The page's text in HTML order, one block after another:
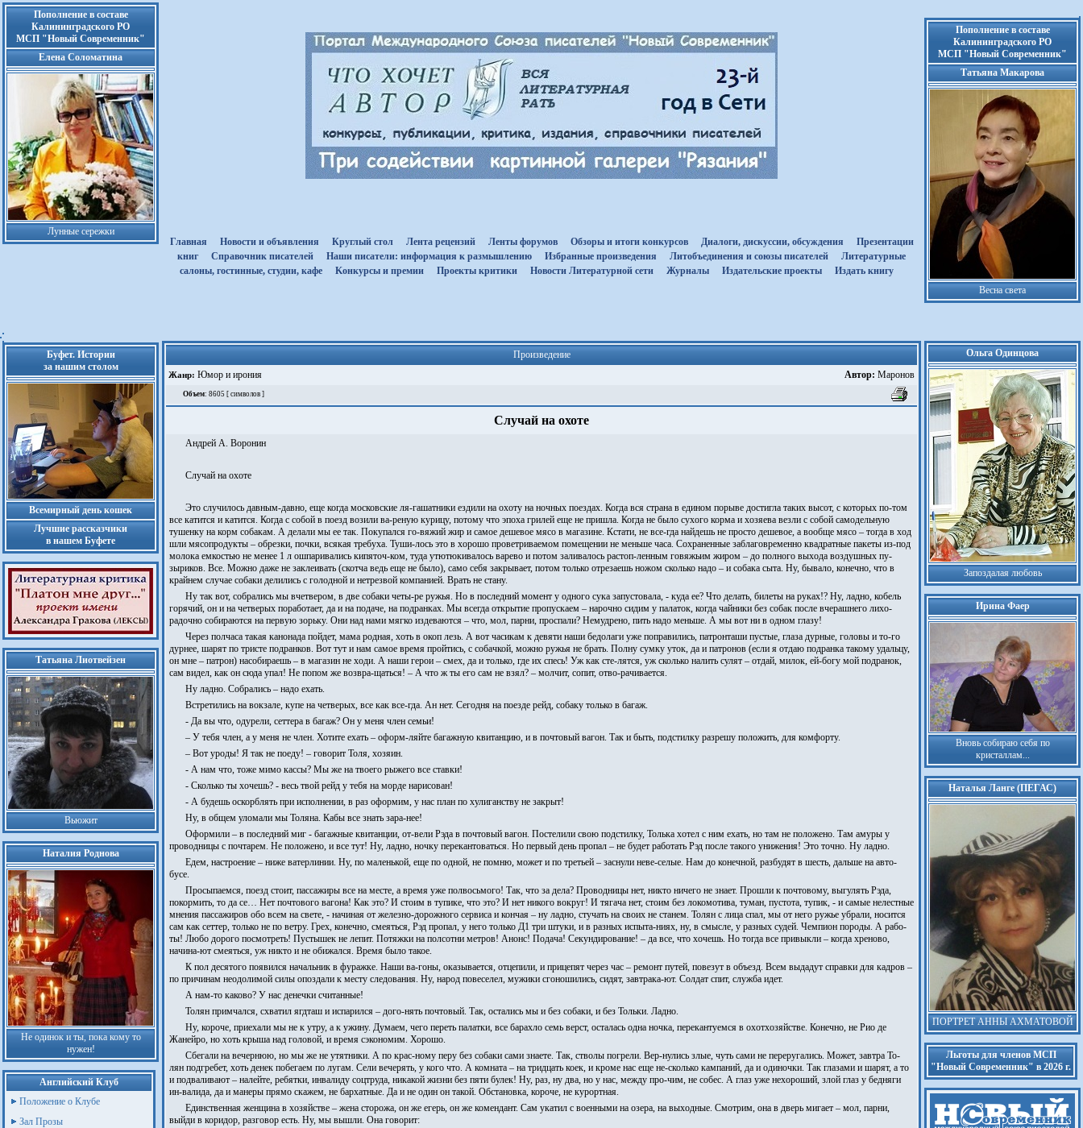
Пополнение в составе
Калининградского РО
МСП "Новый Современник"
Елена Соломатина
Лунные сережки
Главная
Новости и объявления Круглый стол Лента рецензий Ленты форумов Обзоры и итоги конкурсов Диалоги, дискуссии, обсуждения
Презентации
книг
Cправочник писателей Наши писатели: информация к размышлению Избранные произведения Литобъединения и союзы писателей
Литературные
салоны, гостинные, студии, кафе
Kонкурсы и премии Проекты критики Новости Литературной сети Журналы Издательские проекты Издать книгу
Пополнение в составе
Калининградского РО
МСП "Новый Современник"
Татьяна Макарова
Весна света
Буфет. Истории
за нашим столом
Всемирный день кошек
Лучшие рассказчики
в нашем Буфете
Татьяна Лиотвейзен
Вьюжит
Наталия Роднова
Не одинок и ты, пока кому то
нужен!
Английский Клуб
Положение о Клубе
Зал Прозы
Произведение
Жанр: Юмор и ирония Автор: Маронов
Объем: 8605 [ символов ]
Случай на охоте
Андрей А. Воронин
Случай на охоте
Это случилось давным-давно, еще когда московские ля-гашатники ездили на охоту на ночных поездах. Когда вся страна в едином порыве достигла таких высот, с которых по-том
все катится и катится. Когда с собой в поезд возили ва-реную курицу, потому что эпоха грилей еще не пришла. Когда не было сухого корма и хозяева везли с собой самодельную
тушенку на корм собакам. А делали мы ее так. Покупался го-вяжий жир и самое дешевое мясо в магазине. Кстати, не все-гда найдешь не просто дешевое, а вообще мясо – тогда в ход
шли мясопродукты – обрезки, почки, всякая требуха. Туши-лось это в хорошо проветриваемом помещении не меньше часа. Сохраненные заблаговременно квадратные пакеты из-под
молока емкостью не менее 1 л ошпаривались кипяточ-ком, туда утютюкивалось варево и потом заливалось растоп-ленным говяжьим жиром – до полного выхода воздушных пу-
зыриков. Все. Можно даже не заклеивать (скотча ведь еще не было), само себя закрывает, потом только отрезаешь ножом сколько надо – и собака сыта. Ну, бывало, конечно, что в
крайнем случае собаки делились с голодной и нетрезвой компанией. Врать не стану.
Ну так вот, собрались мы вчетвером, в две собаки четы-ре ружья. Но в последний момент у одного сука запустовала, - куда ее? Что делать, билеты на руках!? Ну, ладно, кобель
горячий, он и на четверых поработает, да и на подаче, на подранках. Мы всегда открытие пропускаем – нарочно сидим у палаток, когда чайники без собак после вчерашнего лихо-
радочно собираются на первую зорьку. Они над нами мягко издеваются – что, мол, парни, проспали? Немудрено, пить надо меньше. А мы вот ни в одном глазу!
Через полчаса такая канонада пойдет, мама родная, хоть в окоп лезь. А вот часикам к девяти наши бедолаги уже поправились, патронташи пустые, глаза дурные, головы и то-го
дурнее, шарят по тристе подранков. Вот тут и нам самое время пройтись, с собачкой, можно ружья не брать. Полну сумку уток, да и патронов (если я отдаю подранка такому удальцу,
он мне – патрон) насобираешь – в магазин не ходи. А наши герои – смех, да и только, где их спесь! Уж как сте-лятся, уж сколько налить сулят – отдай, милок, ей-богу мой подранок,
сам видел, как он сюда упал! Не попом же возвра-щаться! – А что ж ты его сам не взял? – молчит, сопит, отво-рачивается.
Ну ладно. Собрались – надо ехать.
Встретились на вокзале, купе на четверых, все как все-гда. Ан нет. Сегодня на поезде рейд, собаку только в багаж.
- Да вы что, одурели, сеттера в багаж? Он у меня член семьи!
– У тебя член, а у меня не член. Хотите ехать – оформ-ляйте багажную квитанцию, и в почтовый вагон. Так и быть, подстилку разрешу положить, для комфорту.
– Вот уроды! Я так не поеду! – говорит Толя, хозяин.
- А нам что, тоже мимо кассы? Мы же на твоего рыжего все ставки!
- Сколько ты хочешь? - весь твой рейд у тебя на морде нарисован!
- А будешь оскорблять при исполнении, в раз оформим, у нас план по хулиганству не закрыт!
Ну, в общем уломали мы Толяна. Кабы все знать зара-нее!
Оформили – в последний миг - багажные квитанции, от-вели Рэда в почтовый вагон. Постелили свою подстилку, Толька хотел с ним ехать, но там не положено. Там амуры у
проводницы с почтарем. Не положено, и все тут! Ну, ладно, ночку перекантоваться. Но первый день пропал – не будет работать Рэд после такого унижения! Это точно. Ну ладно.
Едем, настроение – ниже ватерлинии. Ну, по маленькой, еще по одной, не помню, может и по третьей – заснули неве-селые. Нам до конечной, разбудят в шесть, дальше на авто-
бусе.
Просыпаемся, поезд стоит, пассажиры все на месте, а время уже полвосьмого! Так, что за дела? Проводницы нет, никто ничего не знает. Прошли к почтовому, выгулять Рэда,
покормить, то да се… Нет почтового вагона! Как это? И стоим в тупике, что это? И нет никого вокруг! И тягача нет, стоим без локомотива, туман, пустота, тупик, - и самые нелестные
мнения пассажиров обо всем на свете, - начиная от железно-дорожного сервиса и кончая – ну ладно, стучать на своих не станем. Толян с лица спал, мы от него ружье убрали, носится
сам как сеттер, только не по ветру. Грех, конечно, смеяться, Рэд пропал, у него только Д1 три штуки, и в разных испыта-ниях, ну, в смысле, у разных судей. Чемпион породы. А рабо-
ты! Любо дорого посмотреть! Пустышек не лепит. Потяжки на полсотни метров! Анонс! Подача! Секундирование! – да все, что хочешь. Но тогда все привыкли – когда хреново,
начина-ют смеяться, уж никто и не обижался. Время было такое.
К пол десятого появился начальник в фуражке. Наши ва-гоны, оказывается, отцепили, и прицепят через час – ремонт путей, повезут в объезд. Всем выдадут справки для кадров –
по причинам неодолимой силы опоздали к месту следования. Ну, народ повеселел, мужики сгоношились, сидят, завтрака-ют. Солдат спит, служба идет.
А нам-то каково? У нас денечки считанные!
Толян примчался, схватил ягдташ и испарился – дого-нять почтовый. Так, остались мы и без собаки, и без Тольки. Ладно.
Ну, короче, приехали мы не к утру, а к ужину. Думаем, чего переть палатки, все барахло семь верст, осталась одна ночка, перекантуемся в охотхозяйстве. Конечно, не Рио де
Жанейро, но хоть крыша над головой, и время сэкономим. Хорошо.
Сбегали на вечернюю, но мы же не утятники. А по крас-ному перу без собаки сами знаете. Так, стволы погрели. Вер-нулись злые, чуть сами не переругались. Может, завтра То-
лян подгребет, хоть денек побегаем по лугам. Сели вечерять, у кого что. А комната – на тридцать коек, и кроме нас еще не-сколько кампаний, да и одиночки. Так глазами и шарят, а то
и подваливают – налейте, ребятки, инвалиду соцтруда, никакой жизни без пяти булек! Ну, раз, ну два, но у нас, между про-чим, не собес. А глаз уже нехороший, злой глаз у бедняги
ин-валида, да и манеры прямо скажем, не бархатные. Да и не один он такой. Обстановка, короче, не курортная.
Единственная женщина в хозяйстве – жена сторожа, он же егерь, он же комендант. Сам укатил с военными на озера, на выходные. Смотрим, она в дверь мигает – мол, парни,
выйди в коридор, разговор есть. Ну, мы вышли. Она говорит:
Ольга Одинцова
Запоздалая любовь
Ирина Фаер
Вновь собираю себя по
кристаллам...
Наталья Ланге (ПЕГАС)
ПОРТРЕТ АННЫ АХМАТОВОЙ
Льготы для членов МСП
"Новый Современник" в 2026 г.